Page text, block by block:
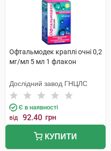
Офтальмодек краплі очні 0,2
мг/мл 5 мл 1 флакон
Дослідний завод ГНЦЛС
Є в наявності
від 92.40 грн
КУПИТИ